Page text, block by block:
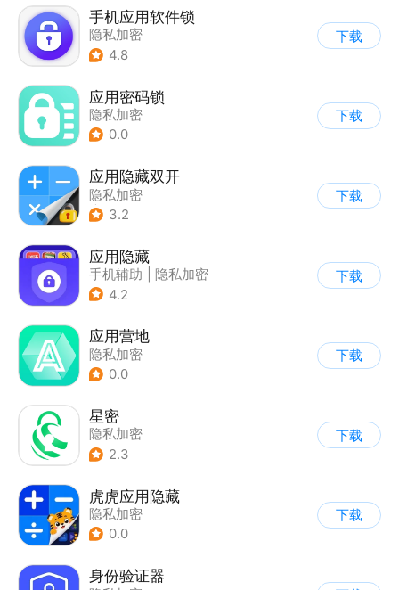
手机应用软件锁
隐私加密
4.8
下载
应用密码锁
隐私加密
0.0
下载
应用隐藏双开
隐私加密
| 应用分身/多开
3.2
下载
应用隐藏
手机辅助
隐私加密
4.2
下载
应用营地
隐私加密
0.0
下载
星密
隐私加密
2.3
下载
虎虎应用隐藏
隐私加密
0.0
下载
身份验证器